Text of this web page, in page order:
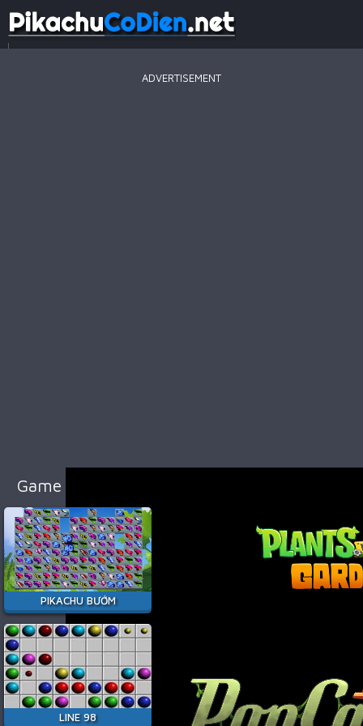
Game
Đua
Xe
Game
Minecraft
Game
Among
Us
Game
ADVERTISEMENT
Game Hay Nhất
PIKACHU BƯỚM
LINE 98